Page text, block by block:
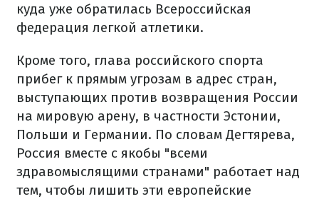
куда уже обратилась Всероссийская
федерация легкой атлетики.
Кроме того, глава российского спорта
прибег к прямым угрозам в адрес стран,
выступающих против возвращения России
на мировую арену, в частности Эстонии,
Польши и Германии. По словам Дегтярева,
Россия вместе с якобы "всеми
здравомыслящими странами" работает над
тем, чтобы лишить эти европейские